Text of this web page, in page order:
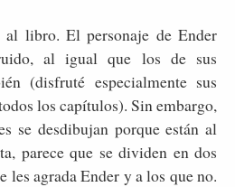
al libro. El personaje de Ender
al igual que los de sus
(disfruté especialmente sus
los capítulos). Sin embargo,
se desdibujan porque están al
parece que se dividen en dos
les agrada Ender y a los que no.